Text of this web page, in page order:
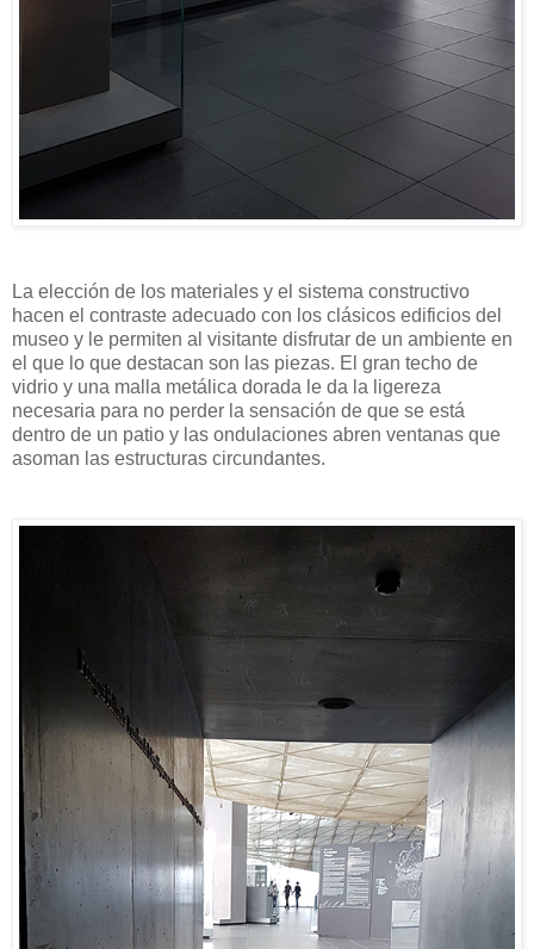
La elección de los materiales y el sistema constructivo
hacen el contraste adecuado con los clásicos edificios del
museo y le permiten al visitante disfrutar de un ambiente en
el que lo que destacan son las piezas. El gran techo de
vidrio y una malla metálica dorada le da la ligereza
necesaria para no perder la sensación de que se está
dentro de un patio y las ondulaciones abren ventanas que
asoman las estructuras circundantes.